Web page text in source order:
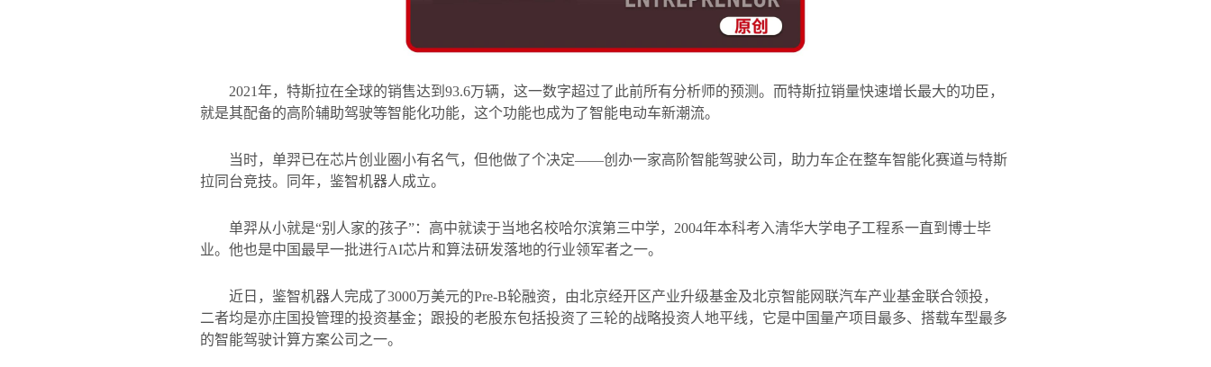
2021年，特斯拉在全球的销售达到 93.6万辆，这一数字超过了此前所有分析师的预测。而特斯拉销量快速增长最大的功臣，
就是其配备的高阶辅助驾驶等智能化功能，这个功能也成为了智能电动车新潮流。
当时，单羿已在芯片创业圈小有名气，但他做了个决定——创办一家高阶智能驾驶公司，助力车企在整车智能化赛道与特斯
拉同台竞技。同年，鉴智机器人成立。
单羿从小就是“别人家的孩子”：高中就读于当地名校哈尔滨第三中学， 2004年本科考入清华大学电子工程系一直到博士毕
业。他也是中国最早一批进行AI芯片和算法研发落地的行业领军者之一。
近日，鉴智机器人完成了3000万美元的Pre-B轮融资，由北京经开区产业升级基金及北京智能网联汽车产业基金联合领投，
二者均是亦庄国投管理的投资基金；跟投的老股东包括投资了三轮的战略投资人地平线，它是中国量产项目最多、搭载车型最多
的智能驾驶计算方案公司之一。